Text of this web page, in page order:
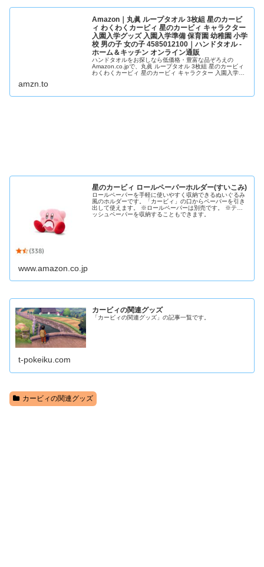
Amazon｜丸眞 ループタオル 3枚組 星のカービ
ィ わくわくカービィ 星のカービィ キャラクター
入園入学グッズ 入園入学準備 保育園 幼稚園 小学
校 男の子 女の子 4585012100｜ハンドタオル -
ホーム＆キッチン オンライン通販
ハンドタオルをお探しなら低価格・豊富な品ぞろえの
Amazon.co.jpで、丸眞 ループタオル 3枚組 星のカービィ
わくわくカービィ 星のカービィ キャラクター 入園入学グ
amzn.to
星のカービィ ロールペーパーホルダー(すいこみ)
ロールペーパーを手軽に使いやすく収納できるぬいぐるみ
風のホルダーです。「カービィ」の口からペーパーを引き
出して使えます。 ※ロールペーパーは別売です。 ※ティ
ッシュペーパーを収納することもできます。
www.amazon.co.jp
カービィの関連グッズ
「カービィの関連グッズ」の記事一覧です。
t-pokeiku.com
カービィの関連グッズ